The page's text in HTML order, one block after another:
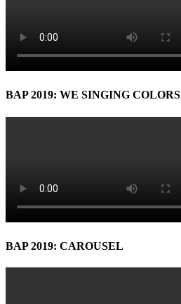
BAP 2019: WE SINGING COLORS
BAP 2019: CAROUSEL